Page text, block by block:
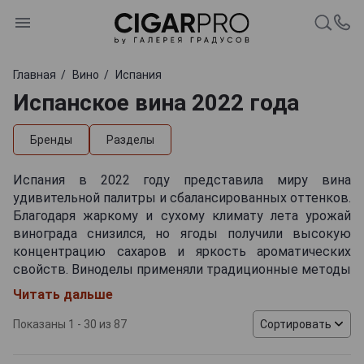
Главная Вино Испания
Испанское вина 2022 года
Бренды Разделы
Испания в 2022 году представила миру вина
удивительной палитры и сбалансированных оттенков.
Благодаря жаркому и сухому климату лета урожай
винограда снизился, но ягоды получили высокую
концентрацию сахаров и яркость ароматических
свойств. Виноделы применяли традиционные методы
винификации, включая длительную мацерацию,
выдержку в дубовых бочках и естественную
ферментацию. Основу белых вин составляли сорта
Альбариньо и Вердехо, дающие свежие напитки с
Читать дальше
Показаны 1 - 30 из 87 Сортировать